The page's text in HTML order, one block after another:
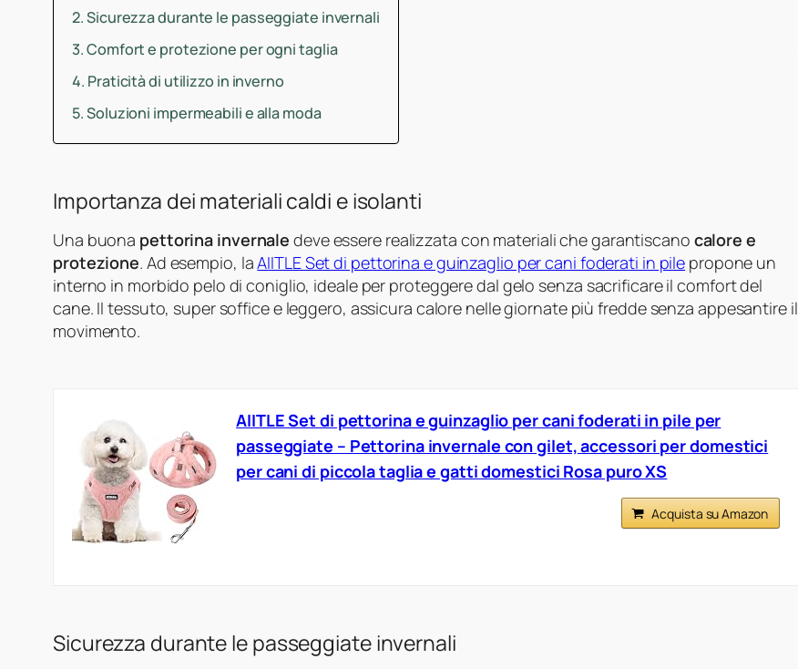
Sicurezza durante le passeggiate invernali
Comfort e protezione per ogni taglia
Praticità di utilizzo in inverno
Soluzioni impermeabili e alla moda
Importanza dei materiali caldi e isolanti
Una buona pettorina invernale deve essere realizzata con materiali che garantiscano calore e
protezione. Ad esempio, laAIITLE Set di pettorina e guinzaglio per cani foderati in pile propone un
interno in morbido pelo di coniglio, ideale per proteggere dal gelo senza sacrificare il comfort del
cane. Il tessuto, super soffice e leggero, assicura calore nelle giornate più fredde senza appesantire il
movimento.
AIITLE Set di pettorina e guinzaglio per cani foderati in pile per
passeggiate – Pettorina invernale con gilet, accessori per domestici
per cani di piccola taglia e gatti domestici Rosa puro XS
Acquista su Amazon
Sicurezza durante le passeggiate invernali